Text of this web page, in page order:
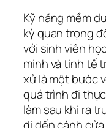
Kỹ năng mềm
kỳ quan trọng
với sinh viên
minh và tinh tế
xử là một bước
quá trình đi
làm sau khi ra